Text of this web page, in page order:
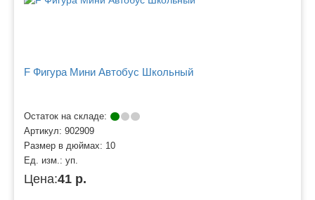
F Фигура Мини Автобус Школьный
Остаток на складе:
Артикул: 902909
Размер в дюймах: 10
Ед. изм.: уп.
Цена:41 р.